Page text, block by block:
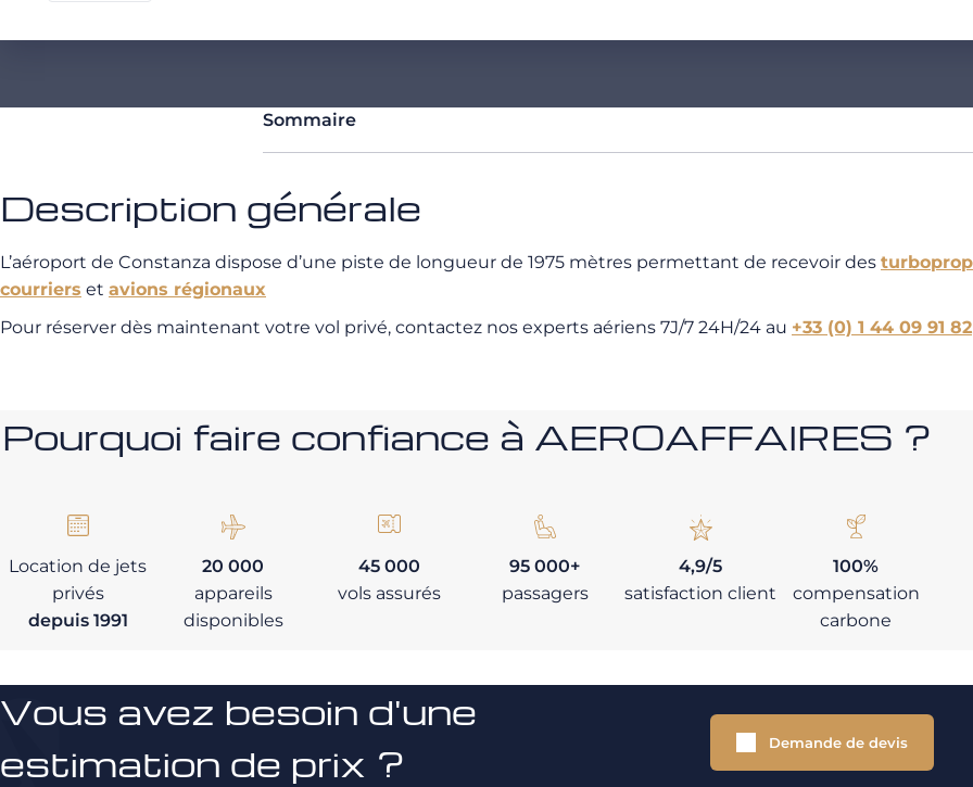
Sommaire
Description générale
L’aéroport de Constanza dispose d’une piste de longueur de 1975 mètres permettant de recevoir des
courriers et avions régionaux
Pour réserver dès maintenant votre vol privé, contactez nos experts aériens 7J/7 24H/24 au +33 (0) 1 44 09 91 82
Pourquoi faire confiance à AEROAFFAIRES ?
Location de jets
privés
depuis 1991
20 000
appareils
disponibles
45 000
vols assurés
95 000+
passagers
4,9/5
satisfaction client
100%
compensation
carbone
Vous avez besoin d'une
estimation de prix ?
Demande de devis